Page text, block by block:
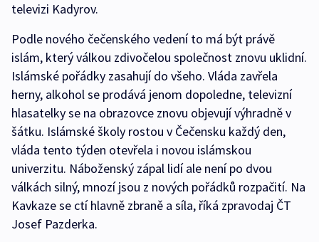
televizi Kadyrov.
Podle nového čečenského vedení to má být právě
islám, který válkou zdivočelou společnost znovu uklidní.
Islámské pořádky zasahují do všeho. Vláda zavřela
herny, alkohol se prodává jenom dopoledne, televizní
hlasatelky se na obrazovce znovu objevují výhradně v
šátku. Islámské školy rostou v Čečensku každý den,
vláda tento týden otevřela i novou islámskou
univerzitu. Náboženský zápal lidí ale není po dvou
válkách silný, mnozí jsou z nových pořádků rozpačití. Na
Kavkaze se ctí hlavně zbraně a síla, říká zpravodaj ČT
Josef Pazderka.